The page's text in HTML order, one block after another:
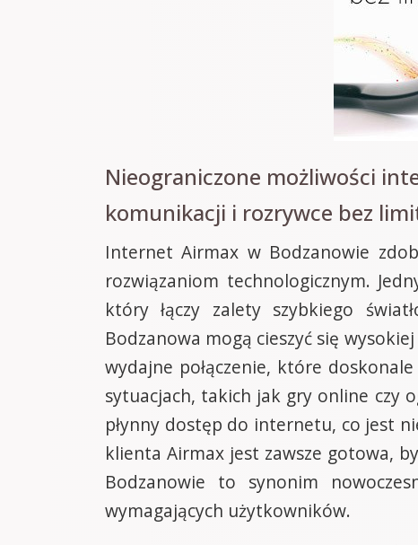
Nieograniczone możliwości
komunikacji i rozrywce bez
Internet Airmax w Bodzanowie
rozwiązaniom technologicznym.
który łączy zalety szybkiego
Bodzanowa mogą cieszyć się
wydajne połączenie, które
sytuacjach, takich jak gry online czy
płynny dostęp do internetu, co jest
klienta Airmax jest zawsze gotowa,
Bodzanowie to synonim
wymagających użytkowników.